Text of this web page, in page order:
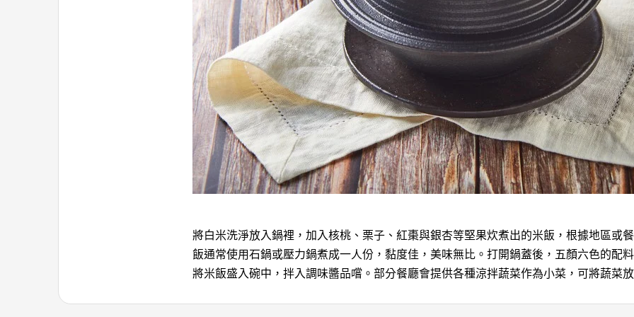
將白米洗淨放入鍋裡，加入核桃、栗子、紅棗與銀杏等堅果炊煮出的米飯，根據地區或
飯通常使用石鍋或壓力鍋煮成一人份，黏度佳，美味無比。打開鍋蓋後，五顏六色的配
將米飯盛入碗中，拌入調味醬品嚐。部分餐廳會提供各種涼拌蔬菜作為小菜，可將蔬菜